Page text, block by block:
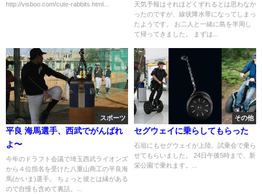
http://visboo.com/cute-rabbits.html...
天気予報はそれほどくずれるとは思わなか
ったのですが、線状降水帯になってしまっ
たようです。 お二人と一緒に島を半周し
て帰ってきました。 まずは...
スポーツ
平良 海馬選手、西武でがんばれ
よ〜
今年のドラフト会議で埼玉西武ライオンズ
から４位指名を受けた八重山商工の平良海
馬(かいま)選手。 ちょっと彼とは縁がある
ので自慢も含めて裏話。...
その他
セグウェイに乗らしてもらった
石垣にもセグウェイが上陸。試乗会で乗ら
せてもらいました。 24日午後5時まで、新
栄公園で乗れます。...